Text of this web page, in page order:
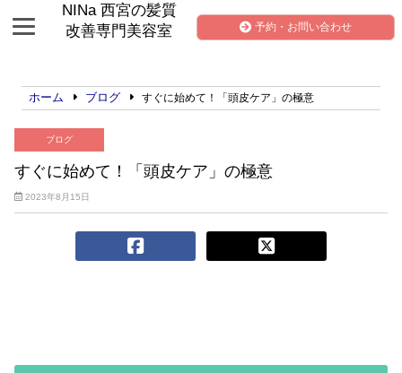
NINa 西宮の髪質
改善専門美容室
予約・お問い合わせ
ホーム ブログ すぐに始めて！「頭皮ケア」の極意
ブログ
すぐに始めて！「頭皮ケア」の極意
2023年8月15日